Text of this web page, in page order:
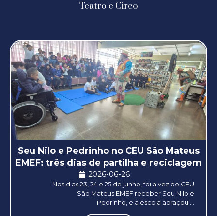
Teatro e Circo
Seu Nilo e Pedrinho no CEU São Mateus
EMEF: três dias de partilha e reciclagem
2026-06-26
Nos dias 23, 24 e 25 de junho, foi a vez do CEU
São Mateus EMEF receber Seu Nilo e
Pedrinho, e a escola abraçou ...